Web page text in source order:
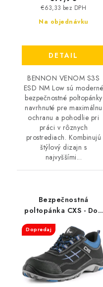
Na objednávku
€63,33 bez DPH
DETAIL
BENNON VENOM S3S
ESD NM Low sú moderné
bezpečnostné poltopánky
navrhnuté pre maximálnu
ochranu a pohodlie pri
práci v rôznych
prostrediach. Kombinujú
štýlový dizajn s
najvyššími...
Bezpečnostná
poltopánka CXS - Dog
Setter S3
Dopredaj